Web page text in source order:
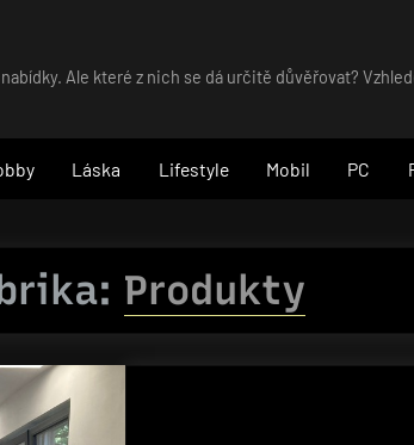
Ale které z nich se dá určitě důvěřovat?
Láska Lifestyle Mobil PC
Produkty